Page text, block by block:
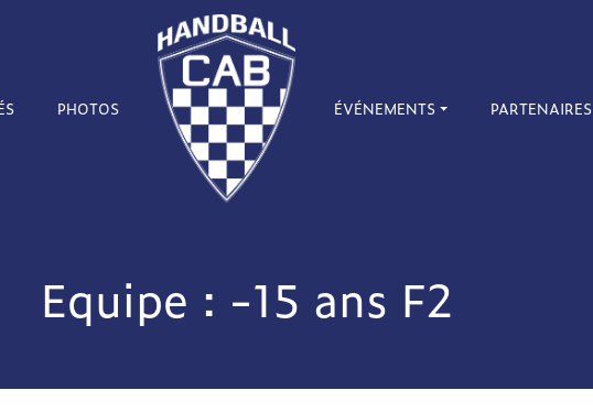
PHOTOS ÉVÉNEMENTS PARTENAIRES
Equipe : -15 ans F2